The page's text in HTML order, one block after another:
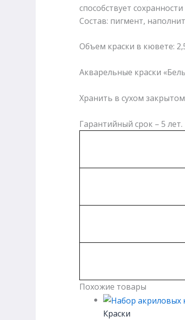
способствует
Состав: пигмент,
Объем краски в кювете:
Акварельные краски
Хранить в сухом
Гарантийный срок – 5 лет.
Похожие товары
Краски